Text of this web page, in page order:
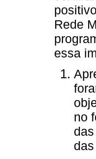
Rede
essa
no